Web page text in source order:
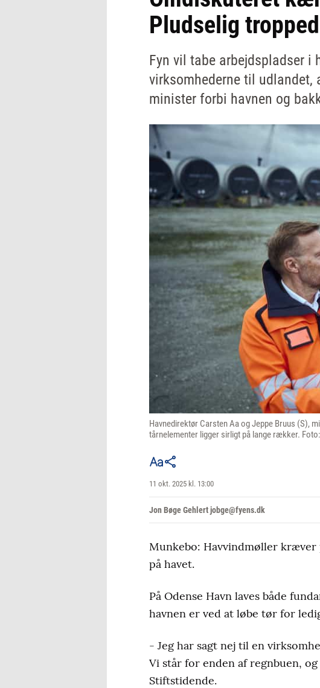
Pludselig
Fyn vil tabe arbejdspladser i
virksomhederne til udlandet,
minister forbi havnen og
Havnedirektør Carsten Aa og Jeppe Bruus (S),
tårnelementer ligger sirligt på lange rækker.
11 okt. 2025 kl. 13:00
Jon Bøge Gehlert jobge@fyens.dk
Munkebo: Havvindmøller kræver
på havet.
På Odense Havn laves både
havnen er ved at løbe tør for
- Jeg har sagt nej til en
Vi står for enden af regnbuen,
Stiftstidende.